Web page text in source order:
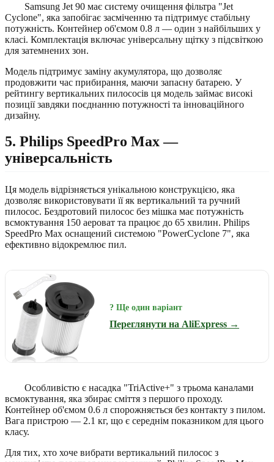
Samsung Jet 90 має систему очищення фільтра "Jet
Cyclone", яка запобігає засміченню та підтримує стабільну
потужність. Контейнер об'ємом 0.8 л — один з найбільших у
класі. Комплектація включає універсальну щітку з підсвіткою
для затемнених зон.
Модель підтримує заміну акумулятора, що дозволяє
продовжити час прибирання, маючи запасну батарею. У
рейтингу вертикальних пилососів ця модель займає високі
позиції завдяки поєднанню потужності та інноваційного
дизайну.
5. Philips SpeedPro Max —
універсальність
Ця модель відрізняється унікальною конструкцією, яка
дозволяє використовувати її як вертикальний та ручний
пилосос. Бездротовий пилосос без мішка має потужність
всмоктування 150 аероват та працює до 65 хвилин. Philips
SpeedPro Max оснащений системою "PowerCyclone 7", яка
ефективно відокремлює пил.
? Ще один варіант
Переглянути на AliExpress →
Особливістю є насадка "TriActive+" з трьома каналами
всмоктування, яка збирає сміття з першого проходу.
Контейнер об'ємом 0.6 л спорожняється без контакту з пилом.
Вага пристрою — 2.1 кг, що є середнім показником для цього
класу.
Для тих, хто хоче вибрати вертикальний пилосос з